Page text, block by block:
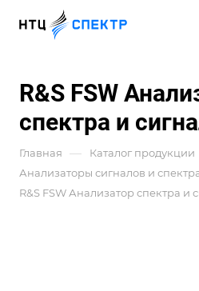
R&S FSW
спектра и
Главная — Каталог продукции
Анализаторы сигналов и
R&S FSW Анализатор спектра и